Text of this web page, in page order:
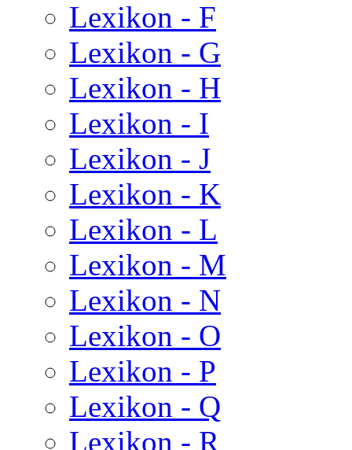
Lexikon - F
Lexikon - G
Lexikon - H
Lexikon - I
Lexikon - J
Lexikon - K
Lexikon - L
Lexikon - M
Lexikon - N
Lexikon - O
Lexikon - P
Lexikon - Q
Lexikon - R